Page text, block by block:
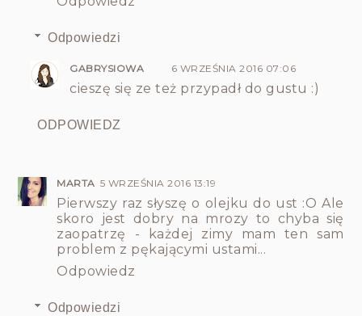
Odpowiedzi
GABRYSIOWA 6 WRZEŚNIA 2016 07:06
cieszę się ze też przypadł do gustu :)
ODPOWIEDZ
MARTA 5 WRZEŚNIA 2016 13:19
Pierwszy raz słyszę o olejku do ust :O Ale
skoro jest dobry na mrozy to chyba się
zaopatrzę - każdej zimy mam ten sam
problem z pękającymi ustami...
Odpowiedz
Odpowiedzi